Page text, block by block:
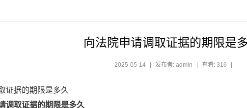
向法院申请调取证据的期限是
2025-05-14 发布者: admin 查看: 316
证据的期限是多久
调取证据的期限是多久